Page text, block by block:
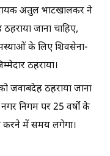
अतुल भाटखालकर ने
जाना चाहिए,
के लिए शिवसेना-
ठहराया।
जवाबदेह ठहराया जाना
नगर निगम पर 25 वर्षों के
करने में समय लगेगा।